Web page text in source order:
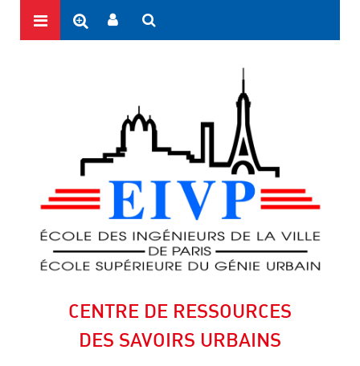
CENTRE DE RESSOURCES
DES SAVOIRS URBAINS